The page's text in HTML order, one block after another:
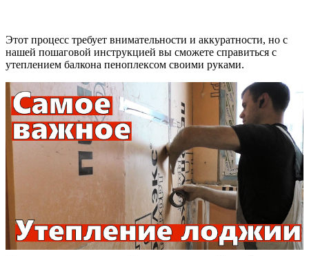
Этот процесс требует внимательности и аккуратности, но с
нашей пошаговой инструкцией вы сможете справиться с
утеплением балкона пеноплексом своими руками.